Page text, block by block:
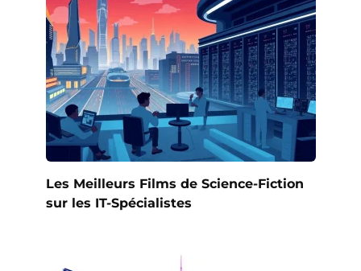
Les Meilleurs Films de Science-Fiction
sur les IT-Spécialistes